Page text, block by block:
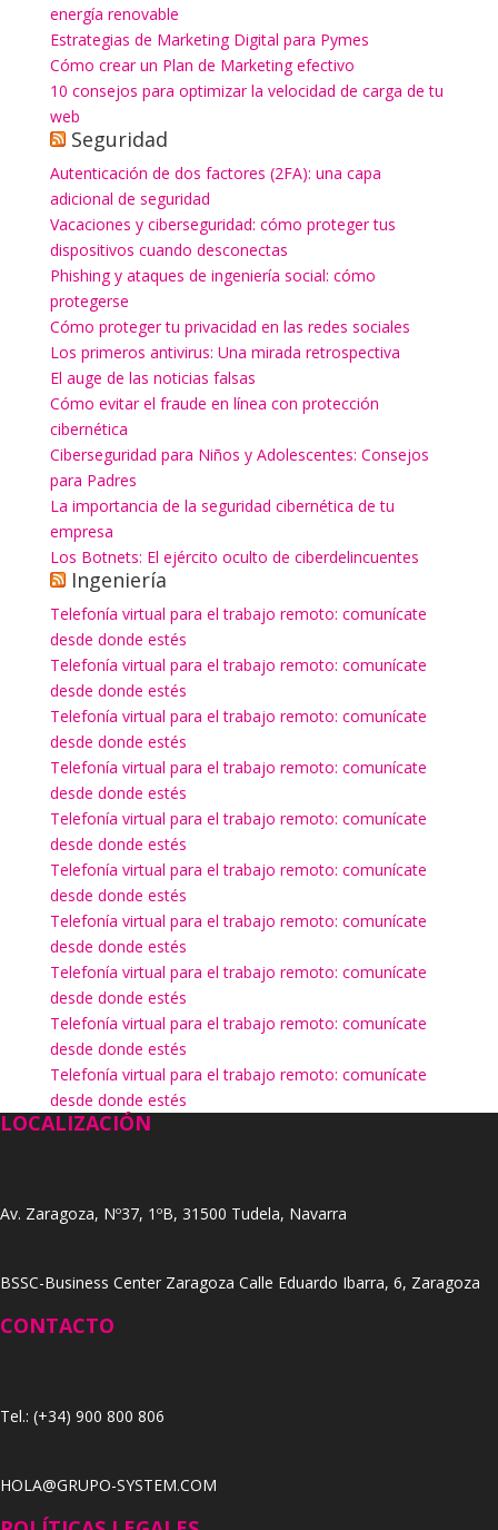
energía renovable
Estrategias de Marketing Digital para Pymes
Cómo crear un Plan de Marketing efectivo
10 consejos para optimizar la velocidad de carga de tu
web
Seguridad
Autenticación de dos factores (2FA): una capa
adicional de seguridad
Vacaciones y ciberseguridad: cómo proteger tus
dispositivos cuando desconectas
Phishing y ataques de ingeniería social: cómo
protegerse
Cómo proteger tu privacidad en las redes sociales
Los primeros antivirus: Una mirada retrospectiva
El auge de las noticias falsas
Cómo evitar el fraude en línea con protección
cibernética
Ciberseguridad para Niños y Adolescentes: Consejos
para Padres
La importancia de la seguridad cibernética de tu
empresa
Los Botnets: El ejército oculto de ciberdelincuentes
Ingeniería
Telefonía virtual para el trabajo remoto: comunícate
desde donde estés
Telefonía virtual para el trabajo remoto: comunícate
desde donde estés
Telefonía virtual para el trabajo remoto: comunícate
desde donde estés
Telefonía virtual para el trabajo remoto: comunícate
desde donde estés
Telefonía virtual para el trabajo remoto: comunícate
desde donde estés
Telefonía virtual para el trabajo remoto: comunícate
desde donde estés
Telefonía virtual para el trabajo remoto: comunícate
desde donde estés
Telefonía virtual para el trabajo remoto: comunícate
desde donde estés
Telefonía virtual para el trabajo remoto: comunícate
desde donde estés
Telefonía virtual para el trabajo remoto: comunícate
desde donde estés
LOCALIZACIÓN
Av. Zaragoza, Nº37, 1ºB, 31500 Tudela, Navarra
BSSC-Business Center Zaragoza Calle Eduardo Ibarra, 6, Zaragoza
CONTACTO
Tel.: (+34) 900 800 806
HOLA@GRUPO-SYSTEM.COM